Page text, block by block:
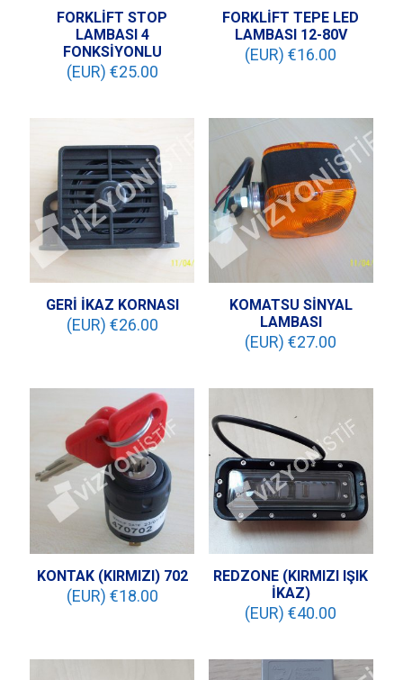
FORKLİFT STOP
LAMBASI 4
FONKSİYONLU
(EUR) €25.00
FORKLİFT TEPE LED
LAMBASI 12-80V
(EUR) €16.00
GERİ İKAZ KORNASI
(EUR) €26.00
KOMATSU SİNYAL
LAMBASI
(EUR) €27.00
KONTAK (KIRMIZI) 702
(EUR) €18.00
REDZONE (KIRMIZI IŞIK
İKAZ)
(EUR) €40.00